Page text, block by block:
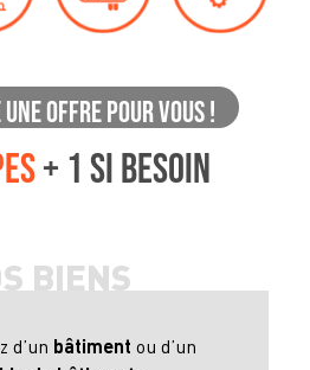
une offre pour vous !
+ 1 si besoin
BIENS
d’un bâtiment ou d’un